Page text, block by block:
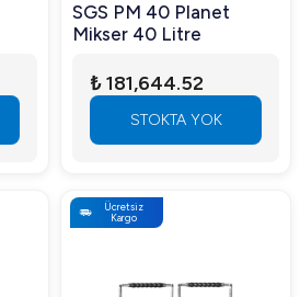
SGS PM 40 Planet
Mikser 40 Litre
₺ 181,644.52
STOKTA YOK
Ücretsiz
Kargo